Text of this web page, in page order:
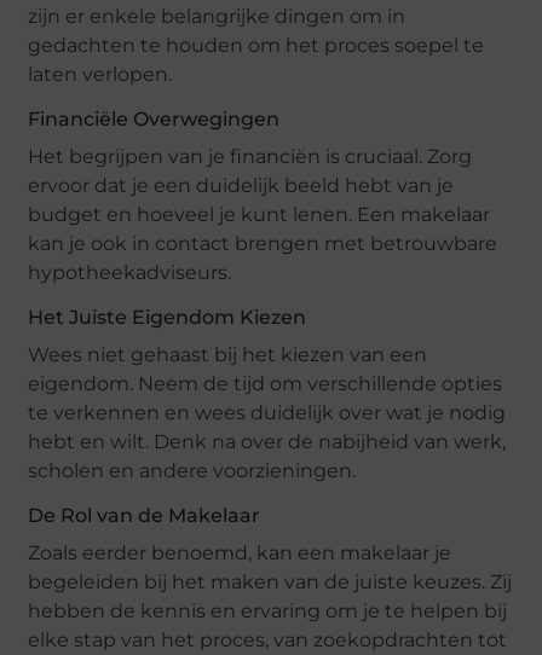
zijn er enkele belangrijke dingen om in
gedachten te houden om het proces soepel te
laten verlopen.
Financiële Overwegingen
Het begrijpen van je financiën is cruciaal. Zorg
ervoor dat je een duidelijk beeld hebt van je
budget en hoeveel je kunt lenen. Een makelaar
kan je ook in contact brengen met betrouwbare
hypotheekadviseurs.
Het Juiste Eigendom Kiezen
Wees niet gehaast bij het kiezen van een
eigendom. Neem de tijd om verschillende opties
te verkennen en wees duidelijk over wat je nodig
hebt en wilt. Denk na over de nabijheid van werk,
scholen en andere voorzieningen.
De Rol van de Makelaar
Zoals eerder benoemd, kan een makelaar je
begeleiden bij het maken van de juiste keuzes. Zij
hebben de kennis en ervaring om je te helpen bij
elke stap van het proces, van zoekopdrachten tot